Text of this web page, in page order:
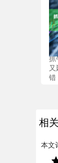
抓
错
相
本文